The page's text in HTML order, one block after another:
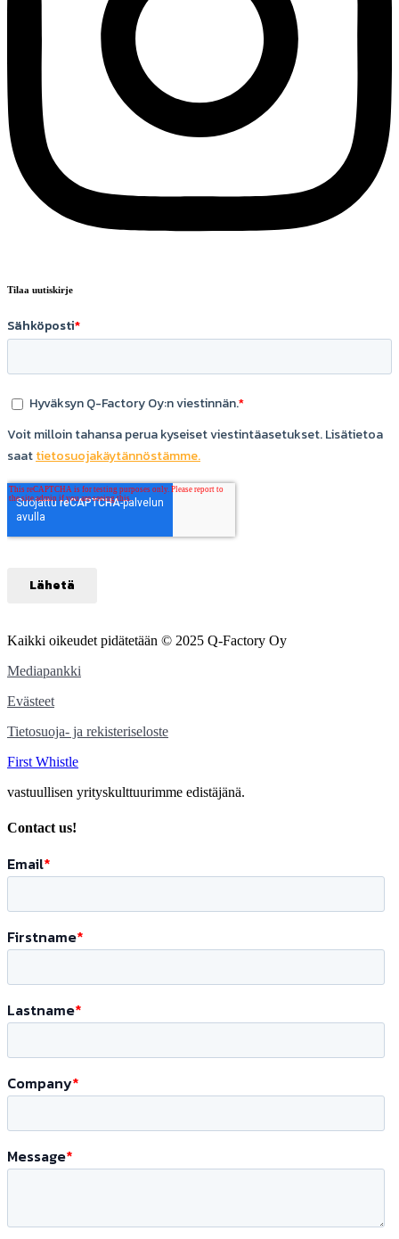
Tilaa uutiskirje
Kaikki oikeudet pidätetään © 2025 Q-Factory Oy
Mediapankki
Evästeet
Tietosuoja- ja rekisteriseloste
First Whistle
vastuullisen yrityskulttuurimme edistäjänä.
Contact us!